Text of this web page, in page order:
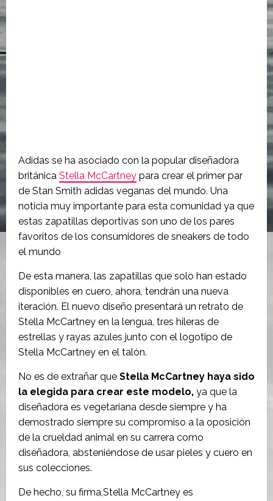
Adidas se ha asociado con la popular diseñadora
británica Stella McCartney para crear el primer par
de Stan Smith adidas veganas del mundo. Una
noticia muy importante para esta comunidad ya que
estas zapatillas deportivas son uno de los pares
favoritos de los consumidores de sneakers de todo
el mundo
De esta manera, las zapatillas que solo han estado
disponibles en cuero, ahora, tendrán una nueva
iteración. El nuevo diseño presentará un retrato de
Stella McCartney en la lengua, tres hileras de
estrellas y rayas azules junto con el logotipo de
Stella McCartney en el talón.
No es de extrañar que Stella McCartney haya sido
la elegida para crear este modelo, ya que la
diseñadora es vegetariana desde siempre y ha
demostrado siempre su compromiso a la oposición
de la crueldad animal en su carrera como
diseñadora, absteniéndose de usar pieles y cuero en
sus colecciones.
De hecho, su firma,Stella McCartney es